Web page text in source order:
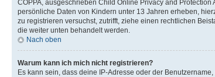
COPPA, ausgeschrieben Child Online Privacy and
persönliche Daten von Kindern unter 13 Jahren erheben,
zu registrieren versuchst, zutrifft, ziehe einen rechtlichen
die weiter unten behandelt werden.
Nach oben
Warum kann ich mich nicht registrieren?
Es kann sein, dass deine IP-Adresse oder der